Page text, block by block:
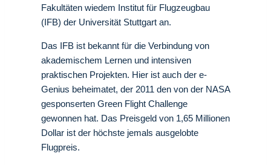
Fakultäten wiedem Institut für Flugzeugbau
(IFB) der Universität Stuttgart an.
Das IFB ist bekannt für die Verbindung von
akademischem Lernen und intensiven
praktischen Projekten. Hier ist auch der e-
Genius beheimatet, der 2011 den von der NASA
gesponserten Green Flight Challenge
gewonnen hat. Das Preisgeld von 1,65 Millionen
Dollar ist der höchste jemals ausgelobte
Flugpreis.